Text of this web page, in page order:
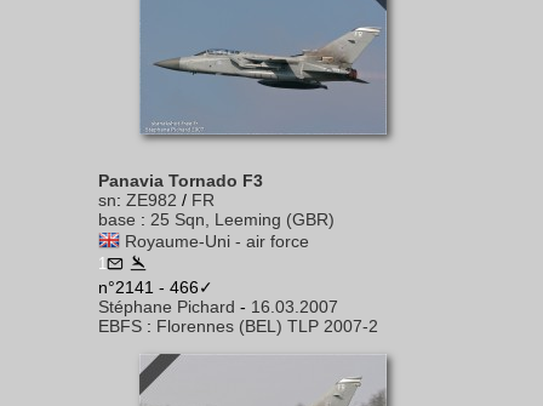
Panavia Tornado F3
sn: ZE982 / FR
base : 25 Sqn, Leeming (GBR)
Royaume-Uni - air force
1
n°2141 - 466✓
Stéphane Pichard - 16.03.2007
EBFS : Florennes (BEL) TLP 2007-2